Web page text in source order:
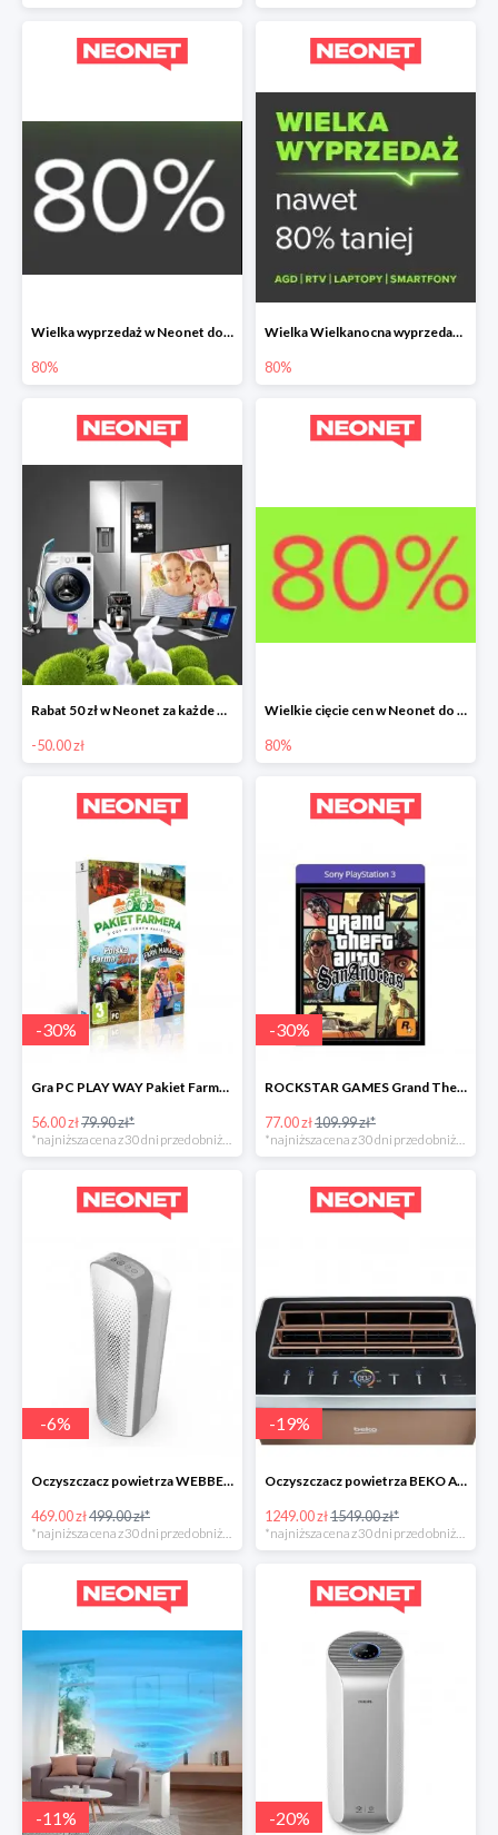
Wielka wyprzedaż w Neonet do -80%
80%
Wielka Wielkanocna wyprzedaż w Neonet do -80%
80%
Rabat 50 zł w Neonet za każde wydane 500 zł
-50.00 zł
Wielkie cięcie cen w Neonet do -80%
80%
-30%
Gra PC PLAY WAY Pakiet Farmera
56.00 zł79.90 zł*
-30%
ROCKSTAR GAMES Grand Theft Auto
77.00 zł109.99 zł*
-6%
Oczyszczacz powietrza WEBBER AP8600 -30zł
469.00 zł499.00 zł*
*najniższa cena z 30 dni przed obniżką
-19%
Oczyszczacz powietrza BEKO ATP8100 -300zł
1249.00 zł1549.00 zł*
*najniższa cena z 30 dni przed obniżką
-11% -20%